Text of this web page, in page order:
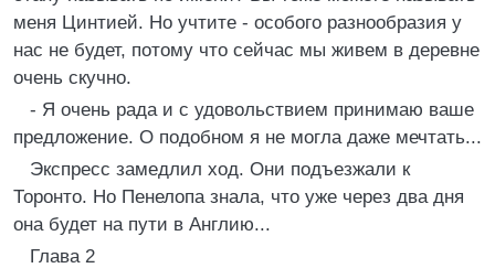
меня Цинтией. Но учтите - особого разнообразия у
нас не будет, потому что сейчас мы живем в деревне
очень скучно.
- Я очень рада и с удовольствием принимаю ваше
предложение. О подобном я не могла даже мечтать...
Экспресс замедлил ход. Они подъезжали к
Торонто. Но Пенелопа знала, что уже через два дня
она будет на пути в Англию...
Глава 2